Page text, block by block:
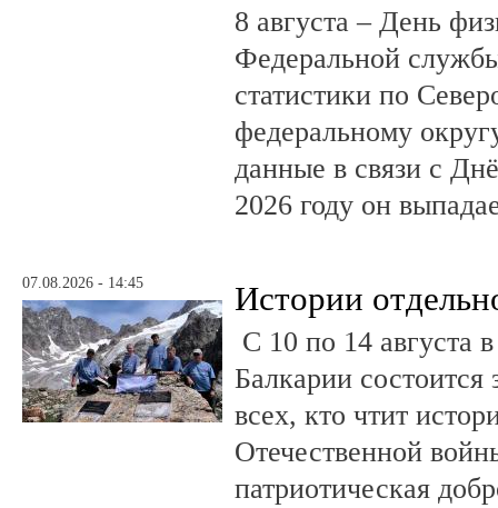
8 августа – День
Федеральной
статистики по
федеральному
данные в связи с
2026 году он
07.08.2026 - 14:45 Истории
С 10 по 14 августа
Балкарии состоится
всех, кто чтит
Отечественной
патриотическая